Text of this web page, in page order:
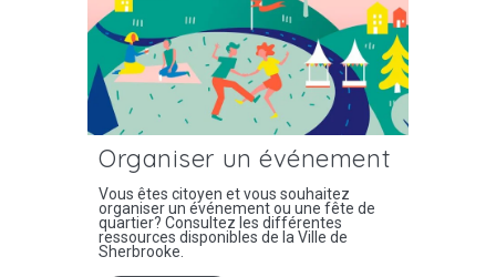
Organiser un événement
Vous êtes citoyen et vous souhaitez
organiser un événement ou une fête de
quartier? Consultez les différentes
ressources disponibles de la Ville de
Sherbrooke.